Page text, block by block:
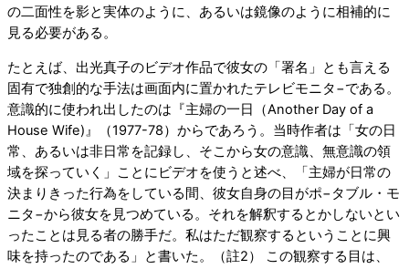
の二面性を影と実体のように、あるいは鏡像のように相補的に
見る必要がある。
たとえば、出光真子のビデオ作品で彼女の「署名」とも言える
固有で独創的な手法は画面内に置かれたテレビモニタ−である。
意識的に使われ出したのは『主婦の一日（Another Day of a
House Wife)』（1977-78）からであろう。当時作者は「女の日
常、あるいは非日常を記録し、そこから女の意識、無意識の領
域を探っていく」ことにビデオを使うと述べ、「主婦が日常の
決まりきった行為をしている間、彼女自身の目がポ−タブル・モ
ニタ−から彼女を見つめている。それを解釈するとかしないとい
ったことは見る者の勝手だ。私はただ観察するということに興
味を持ったのである」と書いた。（註2） この観察する目は、